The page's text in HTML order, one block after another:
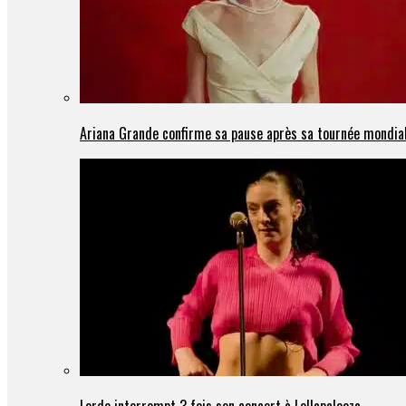
Ariana Grande confirme sa pause après sa tournée